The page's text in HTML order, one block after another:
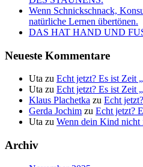
Wenn Schnickschnack,
natürliche Lernen übertönen.
DAS HAT HAND UND
Neueste Kommentare
Uta zu Echt jetzt? Es ist Zeit
Uta zu Echt jetzt? Es ist Zeit
Klaus Plachetka zu Echt
Gerda Jochim zu Echt jetzt?
Uta zu Wenn dein Kind
Archiv